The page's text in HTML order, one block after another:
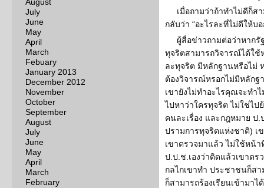
July
June
May
April
March
Febuary
January 2013
December 2012
November
October
September
August
July
June
May
April
March
February
เมื่อถามว่าถ้าทำไม่ดีก็ส
กลับว่า “อะไรละที่ไม่ดีให้บอ
ผู้สื่อข่าวถามต่อว่าหาก
ทุจริตสามารถวิจารณ์ได้ใช้
ละทุจริต มีหลักฐานหรือไม่
ต้องวิจารณ์หรอกไม่มีหลัก
เขายังไม่ทำอะไรคุณจะทำ
ไปหาว่าใครทุจริต ไม่ใช่ไป
คนละเรื่อง และกฎหมาย
ปรามการทุจริตแห่งชาติ) เ
เขาตรวจมาแล้ว ไม่ใช้หน้
ป.ป.ช.เองว่าติดแล้วเขาตร
กลไกเขาทำ ประชาชนก็ส
ก็สามารถร้องเรียนเข้ามา